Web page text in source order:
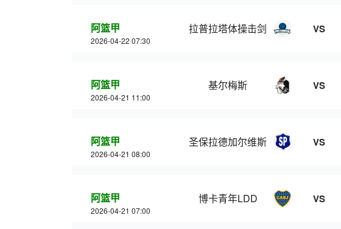
阿篮甲
2026-04-22 07:30
拉普拉塔体操击剑 VS
阿篮甲
2026-04-21 11:00
基尔梅斯 VS
阿篮甲
2026-04-21 08:00
圣保拉德加尔维斯 VS
阿篮甲
2026-04-21 07:00
博卡青年LDD VS